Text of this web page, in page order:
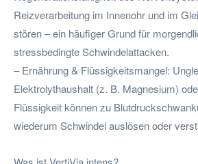
Reizverarbeitung im Innenohr und im
stören – ein häufiger Grund für
stressbedingte Schwindelattacken.
– Ernährung & Flüssigkeitsmangel:
Elektrolythaushalt (z. B. Magnesium)
Flüssigkeit können zu
wiederum Schwindel auslösen oder